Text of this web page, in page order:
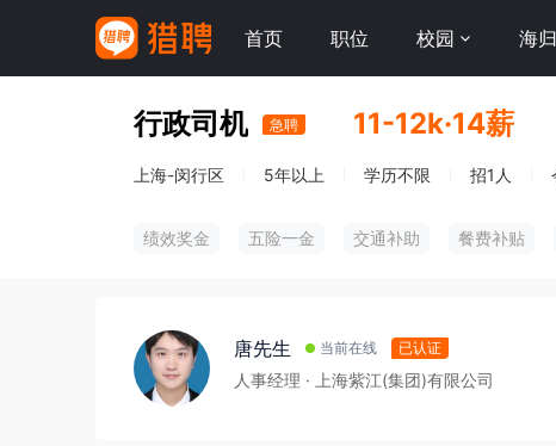
首页 职位 校园 海归
行政司机 急聘 11-12k·14薪
上海-闵行区 5年以上 学历不限 招1人
绩效奖金
五险一金 交通补助 餐费补贴
唐先生 当前在线 已认证
人事经理 · 上海紫江(集团)有限公司